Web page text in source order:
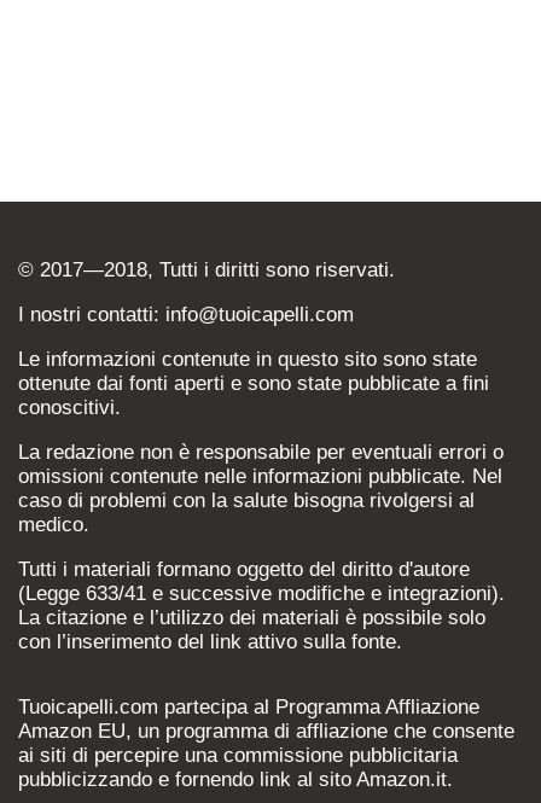
© 2017—2018, Tutti i diritti sono riservati.
I nostri contatti: info@tuoicapelli.com
Le informazioni contenute in questo sito sono state
ottenute dai fonti aperti e sono state pubblicate a fini
conoscitivi.
La redazione non è responsabile per eventuali errori o
omissioni contenute nelle informazioni pubblicate. Nel
caso di problemi con la salute bisogna rivolgersi al
medico.
Tutti i materiali formano oggetto del diritto d'autore
(Legge 633/41 e successive modifiche e integrazioni).
La citazione e l’utilizzo dei materiali è possibile solo
con l’inserimento del link attivo sulla fonte.
Tuoicapelli.com partecipa al Programma Affliazione
Amazon EU, un programma di affliazione che consente
ai siti di percepire una commissione pubblicitaria
pubblicizzando e fornendo link al sito Amazon.it.